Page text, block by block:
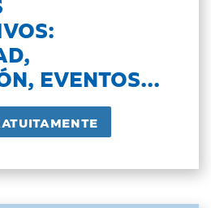
EVENTOS...